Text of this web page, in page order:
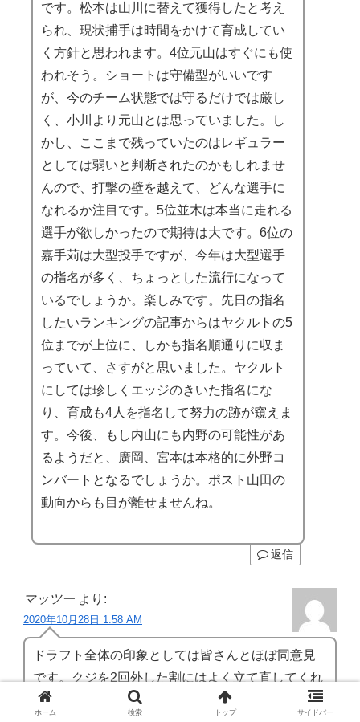
です。松本は山川に替えて獲得したと考え
られ、現状捕手は時間をかけて育成してい
く方針と思われます。4位元山はすぐにも使
われそう。ショートは守備型がいいです
が、今のチーム状態では守るだけでは厳し
く、小川より元山とは思っていました。し
かし、ここまで残っていたのはレギュラー
としては弱いと判断されたのかもしれませ
んので、打撃の壁を越えて、どんな選手に
なれるか注目です。5位並木は本当に走れる
選手が欲しかったので期待は大です。6位の
嘉手苅は大型投手ですが、今年は大型選手
の指名が多く、ちょっとした流行になって
いるでしょうか。楽しみです。先日の指名
したいランキングの記事からはヤクルトの5
位までが上位に、しかも指名順通りに収ま
っていて、さすがと思いました。ヤクルト
にしては珍しくエッジのきいた指名にな
り、育成も4人を指名して努力の跡が窺えま
す。今後、もし内山にも内野の可能性があ
るようだと、廣岡、宮本は本格的に外野コ
ンバートとなるでしょうか。ポスト山田の
動向からも目が離せませんね。
返信
マッツー より:
2020年10月28日 1:58 AM
ドラフト全体の印象としては皆さんとほぼ同意見
です。クジを2回外した割にはよく立て直してくれ
たと思います。
ホーム 検索 トップ サイドバー